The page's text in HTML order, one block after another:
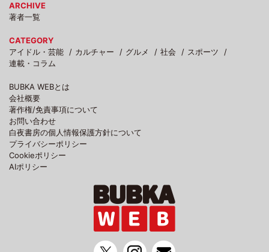
ARCHIVE
著者一覧
CATEGORY
アイドル・芸能
カルチャー グルメ 社会
スポーツ
連載・コラム
BUBKA WEBとは
会社概要
著作権/免責事項について
お問い合わせ
白夜書房の個人情報保護方針について
プライバシーポリシー
Cookieポリシー
AIポリシー